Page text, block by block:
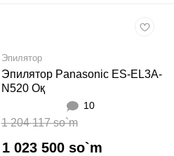
Эпилятор
Эпилятор Panasonic ES-EL3A-
N520 Оқ
10
1 204 117 so`m
1 023 500 so`m